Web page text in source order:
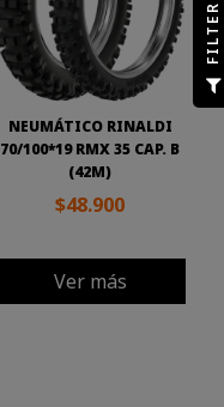
NEUMÁTICO RINALDI
70/100*19 RMX 35 CAP. B
(42M)
$48.900
Ver más
R